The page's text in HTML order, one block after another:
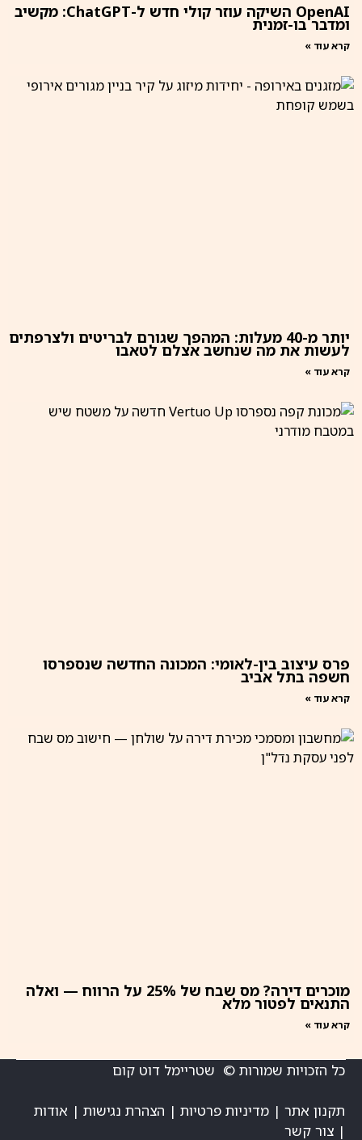
OpenAI השיקה עוזר קולי חדש ל-ChatGPT: מקשיב
ומדבר בו-זמנית
קרא עוד »
יותר מ-40 מעלות: המהפך שגורם לבריטים ולצרפתים
לעשות את מה שנחשב אצלם לטאבו
קרא עוד »
פרס עיצוב בין-לאומי: המכונה החדשה שנספרסו
חשפה בתל אביב
קרא עוד »
מוכרים דירה? מס שבח של 25% על הרווח — ואלה
התנאים לפטור מלא
קרא עוד »
כל הזכויות שמורות © שטריימל דוט קום
תקנון אתר |מדיניות פרטיות | הצהרת נגישות | אודות
|צור קשר